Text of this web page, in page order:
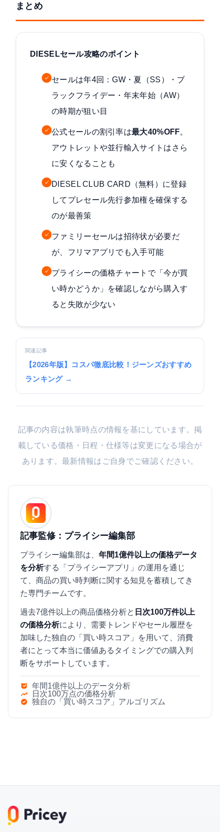
まとめ
DIESELセール攻略のポイント
✓
セールは年4回：GW・夏（SS）・ブ
ラックフライデー・年末年始（AW）
の時期が狙い目
✓ 公式セールの割引率は最大40%OFF。
アウトレットや並行輸入サイトはさら
に安くなることも
✓
DIESEL CLUB CARD（無料）に登録
してプレセール先行参加権を確保する
のが最善策
✓
ファミリーセールは招待状が必要だ
が、フリマアプリでも入手可能
✓
プライシーの価格チャートで「今が買
い時かどうか」を確認しながら購入す
ると失敗が少ない
関連記事
【2026年版】コスパ徹底比較！ジーンズおすすめ
ランキング →
記事の内容は執筆時点の情報を基にしています。掲
載している価格・日程・仕様等は変更になる場合が
あります。最新情報はご自身でご確認ください。
記事監修：プライシー編集部
プライシー編集部は、 年間1億件以上の価格データ
を分析する「プライシーアプリ」の運用を通じ
て、商品の買い時判断に関する知見を蓄積してき
た専門チームです。
過去7億件以上の商品価格分析と 日次100万件以上
の価格分析により、需要トレンドやセール履歴を
加味した独自の「買い時スコア」を用いて、消費
者にとって本当に価値あるタイミングでの購入判
断をサポートしています。
年間1億件以上のデータ分析
日次100万点の価格分析
独自の「買い時スコア」アルゴリズム